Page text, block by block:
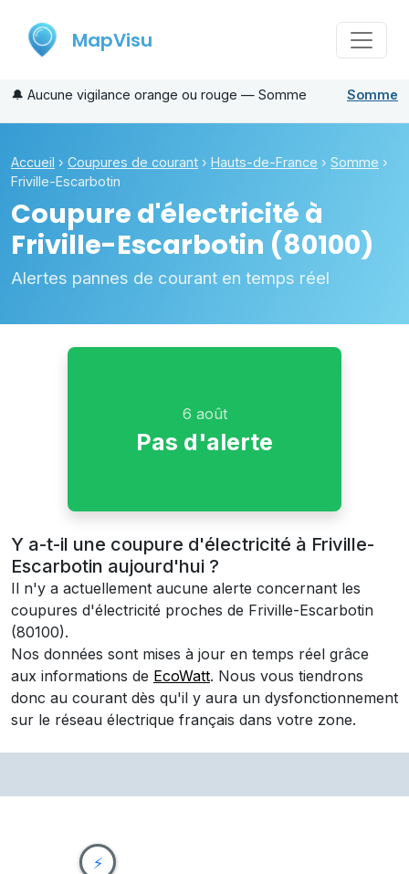
MapVisu
🔔 Aucune vigilance orange ou rouge — Somme Somme
Accueil › Coupures de courant › Hauts-de-France › Somme ›
Friville-Escarbotin
Coupure d'électricité à
Friville-Escarbotin (80100)
Alertes pannes de courant en temps réel
6 août
Pas d'alerte
Y a-t-il une coupure d'électricité à Friville-
Escarbotin aujourd'hui ?
Il n'y a actuellement aucune alerte concernant les
coupures d'électricité proches de Friville-Escarbotin
(80100).
Nos données sont mises à jour en temps réel grâce
aux informations de EcoWatt. Nous vous tiendrons
donc au courant dès qu'il y aura un dysfonctionnement
sur le réseau électrique français dans votre zone.
⚡